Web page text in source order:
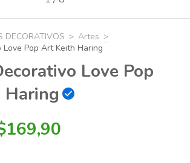
DECORATIVOS > Artes >
Pop Art Keith Haring
Love Pop